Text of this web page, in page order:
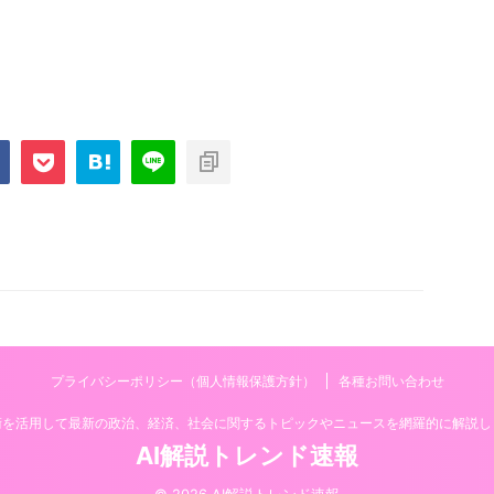
プライバシーポリシー（個人情報保護方針） 各種お問い合わせ
活用して最新の政治、経済、社会に関するトピックやニュースを網羅的に解説
AI解説トレンド速報